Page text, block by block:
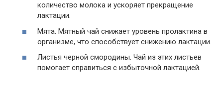
количество молока и ускоряет прекращение
лактации.
Мята. Мятный чай снижает уровень пролактина в
организме, что способствует снижению лактации.
Листья черной смородины. Чай из этих листьев
помогает справиться с избыточной лактацией.